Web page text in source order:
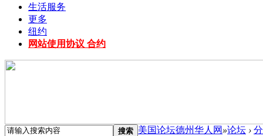
生活服务
更多
纽约
网站使用协议 合约
搜索 美国论坛德州华人网 »论坛 ›